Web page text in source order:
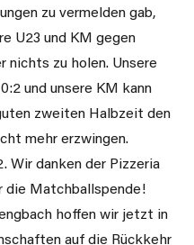
zu vermelden gab,
U23 und KM gegen
nichts zu holen. Unsere
und unsere KM kann
zweiten Halbzeit den
mehr erzwingen.
Wir danken der Pizzeria
die Matchballspende!
hoffen wir jetzt in
auf die Rückkehr